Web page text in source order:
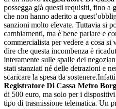
possegga già questi requisiti, fino a
che non hanno aderito a
sanzioni molto elevate. Tuttavia si
cambiamenti, ma è bene parlare e
commercialista per vedere a cosa
dire che questa incombenza è
interamente sulle spalle dei
stati stanziati né delle detrazioni e
scaricare la spesa da
Registratore Di Cassa Metro
di 500 euro, ma solo per i
tipo di trasmissione telematica. Un